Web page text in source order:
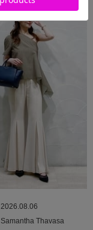
2026.08.06
Samantha Thavasa